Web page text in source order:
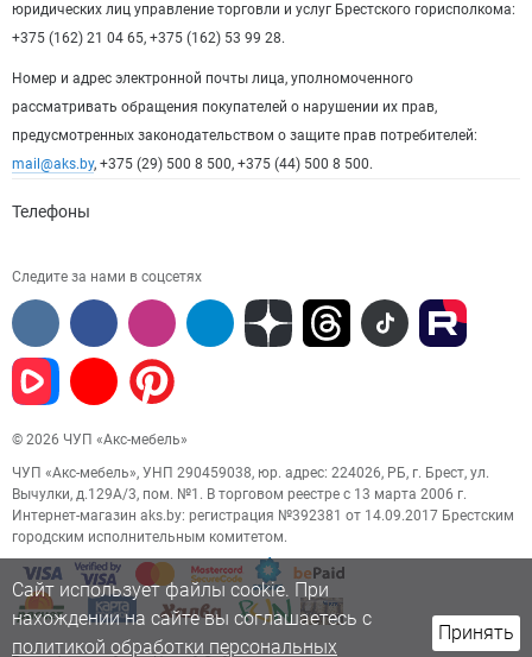
юридических лиц управление торговли и услуг Брестского горисполкома:
+375 (162) 21 04 65, +375 (162) 53 99 28.
Номер и адрес электронной почты лица, уполномоченного
рассматривать обращения покупателей о нарушении их прав,
предусмотренных законодательством о защите прав потребителей:
mail@aks.by, +375 (29) 500 8 500, +375 (44) 500 8 500.
Телефоны
Следите за нами в соцсетях
© 2026 ЧУП «Акс-мебель»
ЧУП «Акс-мебель», УНП 290459038, юр. адрес: 224026, РБ, г. Брест, ул.
Вычулки, д.129А/3, пом. №1. В торговом реестре с 13 марта 2006 г.
Интернет-магазин aks.by: регистрация №392381 от 14.09.2017 Брестским
городским исполнительным комитетом.
Сайт использует файлы cookie. При
нахождении на сайте вы соглашаетесь с
политикой обработки персональных
Принять